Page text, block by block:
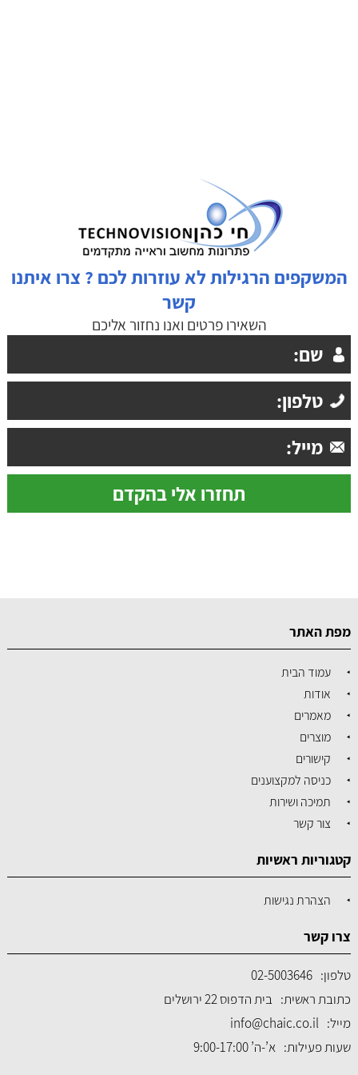
המשקפים הרגילות לא עוזרות לכם ? צרו איתנו
קשר
השאירו פרטים ואנו נחזור אליכם
מפת האתר
עמוד הבית
אודות
מאמרים
מוצרים
קישורים
כניסה למקצוענים
תמיכה ושירות
צור קשר
קטגוריות ראשיות
הצהרת נגישות
צרו קשר
טלפון: 02-5003646
כתובת ראשית: בית הדפוס 22 ירושלים
מייל: info@chaic.co.il
שעות פעילות: א’-ה’ 9:00-17:00